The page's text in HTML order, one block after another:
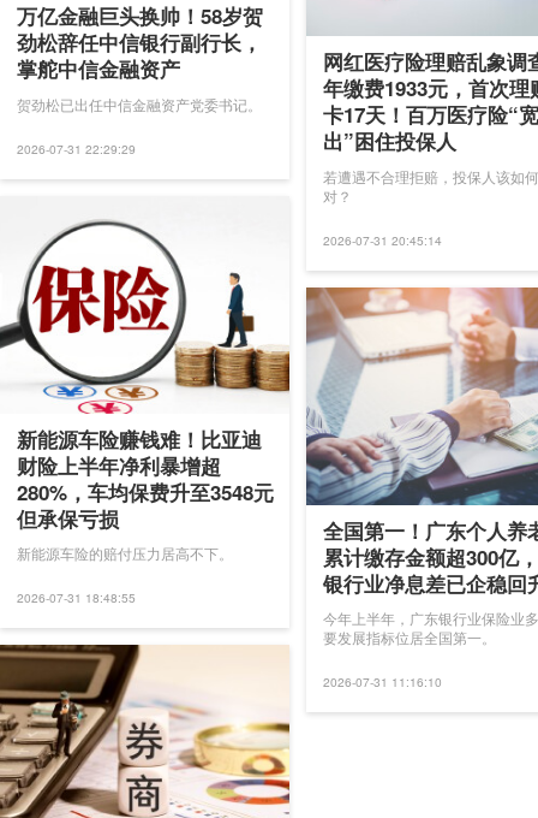
万亿金融巨头换帅！58岁贺
劲松辞任中信银行副行长，
掌舵中信金融资产
贺劲松已出任中信金融资产党委书记。
2026-07-31 22:29:29
新能源车险赚钱难！比亚迪
财险上半年净利暴增超
280%，车均保费升至3548元
但承保亏损
新能源车险的赔付压力居高不下。
2026-07-31 18:48:55
网红医疗险理赔乱象调
年缴费1933元，首次理
卡17天！百万医疗险“
出”困住投保人
若遭遇不合理拒赔，投保人该如
对？
2026-07-31 20:45:14
全国第一！广东个人养
累计缴存金额超300亿
银行业净息差已企稳回
今年上半年，广东银行业保险业
要发展指标位居全国第一。
2026-07-31 11:16:10